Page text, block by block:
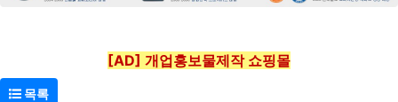
[AD] 개업홍보물제작 쇼핑몰
목록